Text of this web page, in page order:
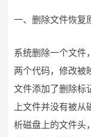
一、删除文件恢复
系统删除一个文件
两个代码，修改被
文件添加了删除标
上文件并没有被
析磁盘上的文件头